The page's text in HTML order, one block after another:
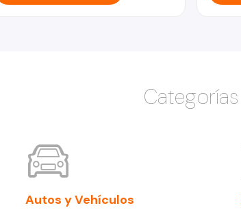
Categorías
Autos y Vehículos